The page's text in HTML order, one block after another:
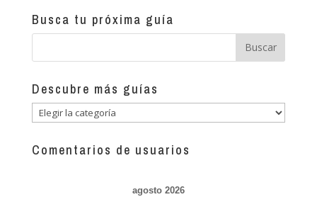
Busca tu próxima guía
Descubre más guías
Descubre
más
guías
Comentarios de usuarios
agosto 2026